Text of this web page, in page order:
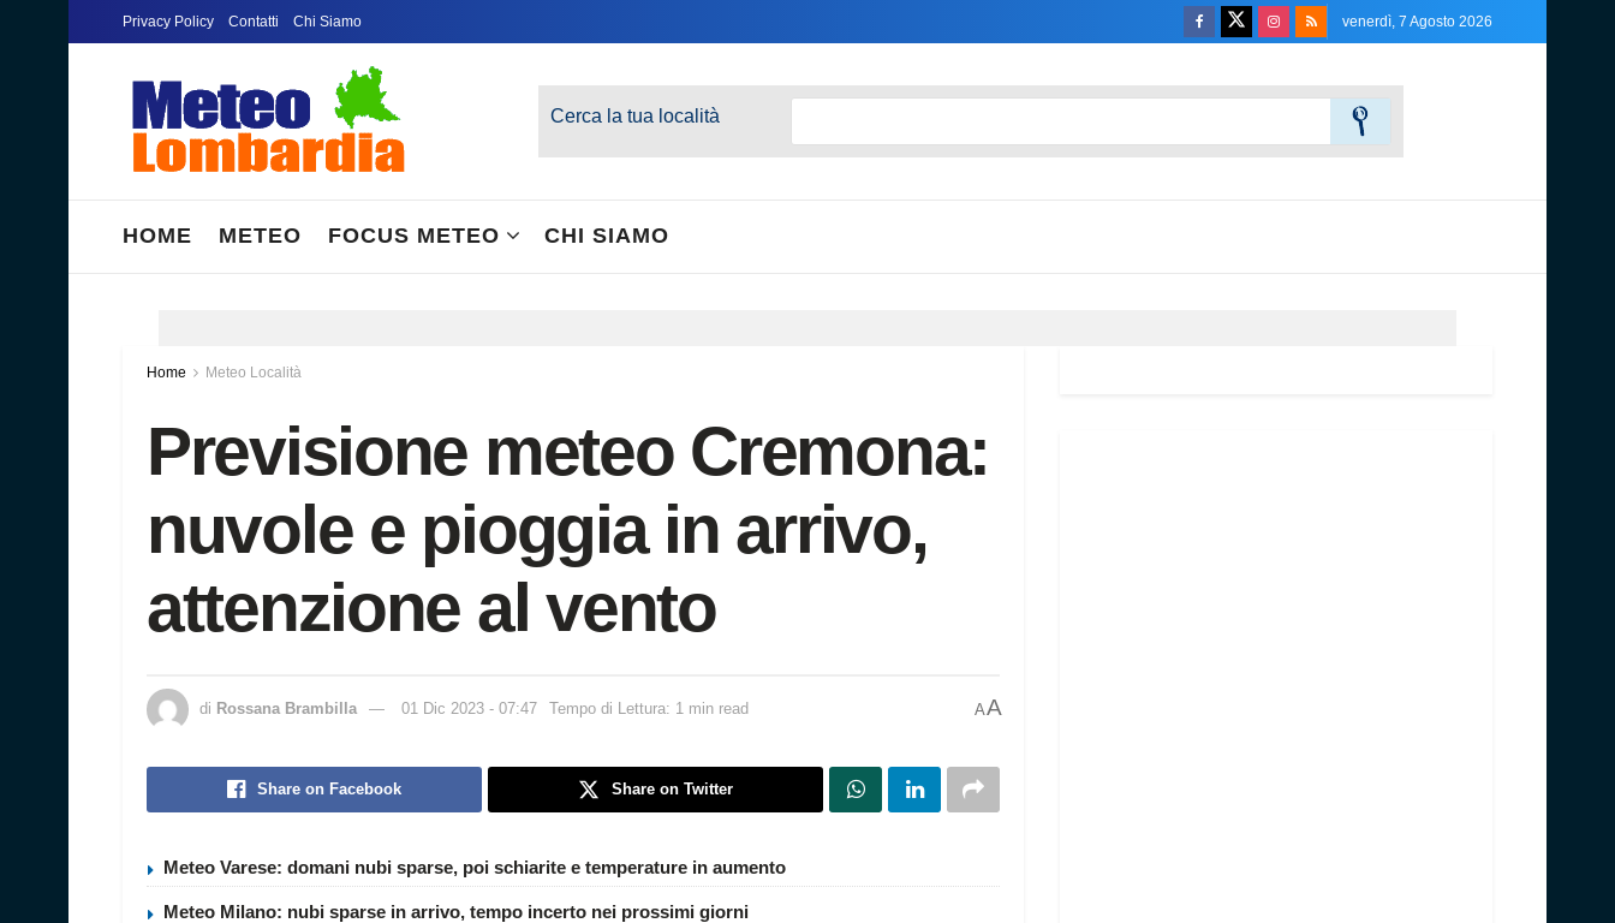
Privacy Policy Contatti Chi Siamo venerdì, 7 Agosto 2026
Cerca la tua località
HOME METEO FOCUS METEO CHI SIAMO
Home Meteo Località
Previsione meteo Cremona:
nuvole e pioggia in arrivo,
attenzione al vento
di Rossana Brambilla 01 Dic 2023 - 07:47 Tempo di Lettura: 1 min read AA
Share on Facebook Share on Twitter
Meteo Varese: domani nubi sparse, poi schiarite e temperature in aumento
Meteo Milano: nubi sparse in arrivo, tempo incerto nei prossimi giorni